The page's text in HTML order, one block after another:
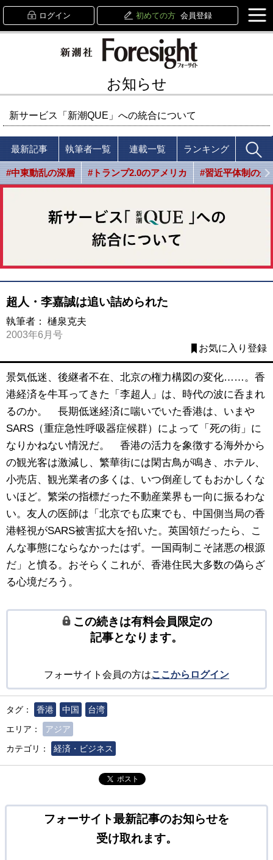
ログイン 初めての方 会員登録
お知らせ
新サービス「新潮QUE」への統合について
最新記事 執筆者一覧 連載一覧 ランキング
#中東動乱の深層 #トランプ2.0のアメリカ #習近平体制の光
超人・李嘉誠は追い詰められた
執筆者： 樋泉克夫
2003年6月号
お気に入り登録
景気低迷、後継者不在、北京の権力構図の変化……。香
港経済を牛耳ってきた「李超人」は、時代の波に呑まれ
るのか。 長期低迷経済に喘いでいた香港は、いまや
SARS（重症急性呼吸器症候群）によって「死の街」に
なりかねない情況だ。 香港の活力を象徴する海外から
の観光客は激減し、繁華街には閑古鳥が鳴き、ホテル、
小売店、観光業者の多くは、いつ倒産してもおかしくな
いほど。繁栄の指標だった不動産業界も一向に振るわな
い。友人の医師は「北京でも広東でも、中国側当局の香
港軽視がSARS被害拡大を招いた。英国領だったら、こ
んな事態にならなかったはず。一国両制こそ諸悪の根源
だ」と憤る。おそらくこれが、香港住民大多数の偽らざ
る心境だろう。
この続きは有料会員限定の
記事となります。
フォーサイト会員の方はここからログイン
タグ： 香港 中国
台湾
エリア：
アジア
カテゴリ：
経済・ビジネス
ポスト
フォーサイト最新記事のお知らせを
受け取れます。